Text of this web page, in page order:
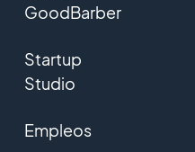
GoodBarber
Startup
Studio
Empleos